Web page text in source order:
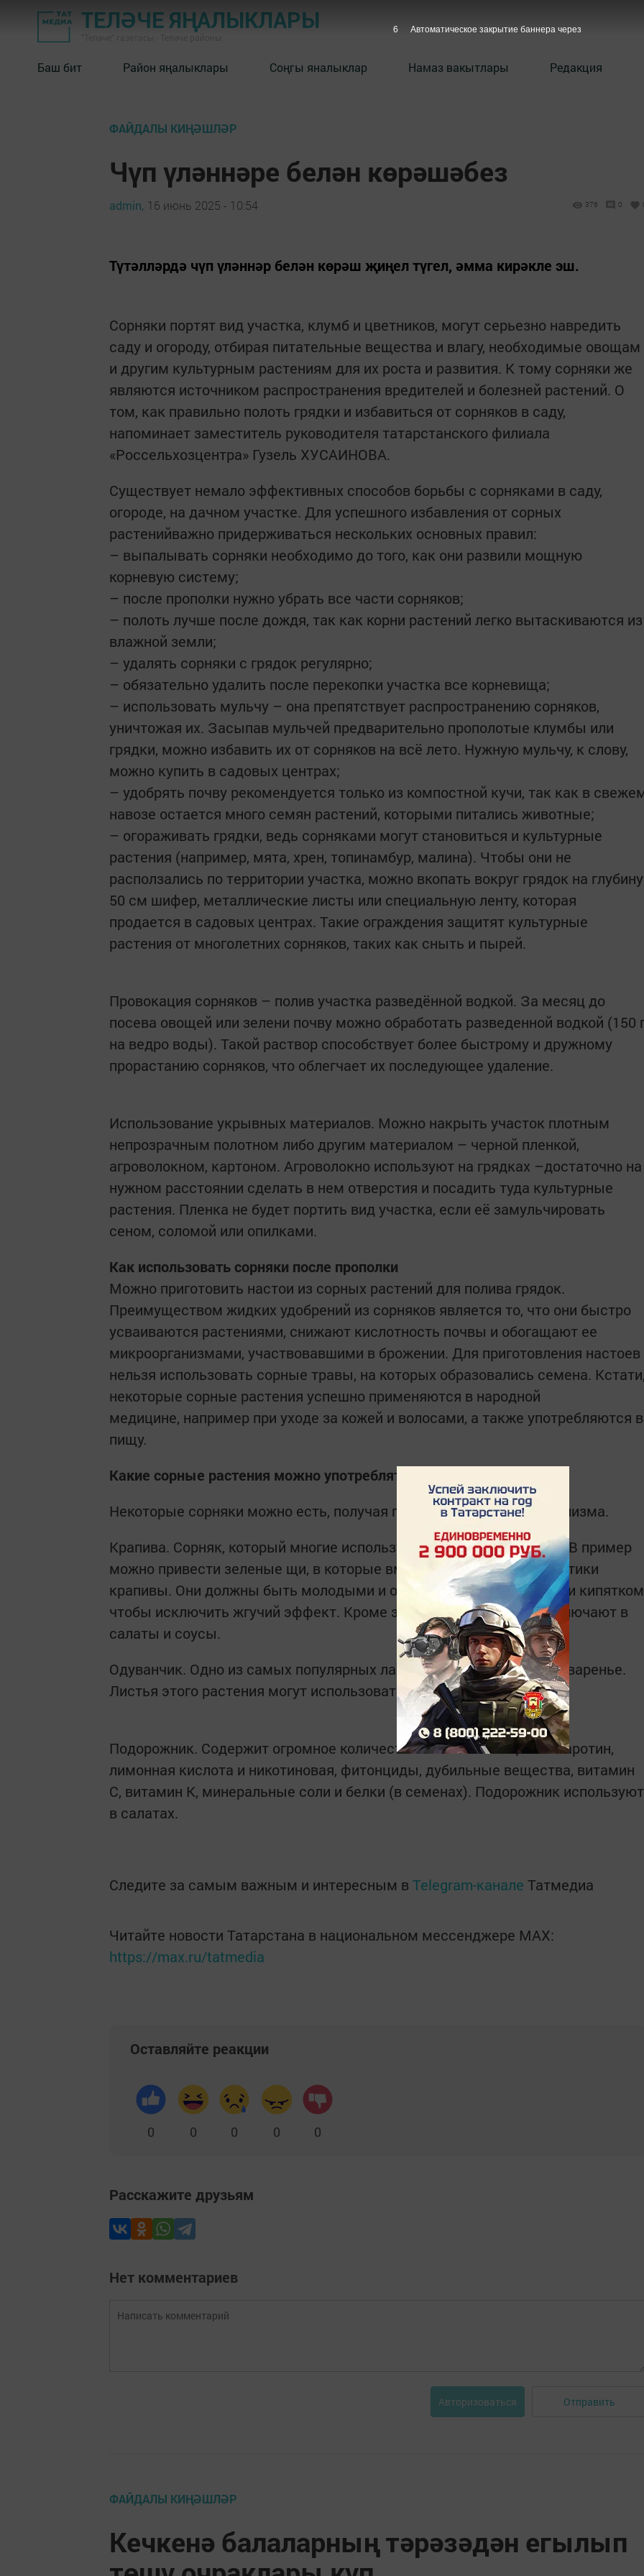
ТЕЛӘЧЕ ЯҢАЛЫКЛАРЫ
Баш бит Район яңалыклары Соңгы яналыклар Намаз вакытлары Редакция
ФАЙДАЛЫ КИҢӘШЛӘР
Чүп үләннәре белән көрәшәбез
admin, 16 июнь 2025 - 10:54 376 0
Түтәлләрдә чүп үләннәр белән көрәш җиңел түгел, әмма кирәкле эш.
Сорняки портят вид участка, клумб и цветников, могут серьезно навредить
саду и огороду, отбирая питательные вещества и влагу, необходимые овощам
и другим культурным растениям для их роста и развития. К тому сорняки же
являются источником распространения вредителей и болезней растений. О
том, как правильно полоть грядки и избавиться от сорняков в саду,
напоминает заместитель руководителя татарстанского филиала
«Россельхозцентра» Гузель ХУСАИНОВА.
Существует немало эффективных способов борьбы с сорняками в саду,
огороде, на дачном участке. Для успешного избавления от сорных
растенийважно придерживаться нескольких основных правил:
– выпалывать сорняки необходимо до того, как они развили мощную
корневую систему;
– после прополки нужно убрать все части сорняков;
– полоть лучше после дождя, так как корни растений легко вытаскиваются из
влажной земли;
– удалять сорняки с грядок регулярно;
– обязательно удалить после перекопки участка все корневища;
– использовать мульчу – она препятствует распространению сорняков,
уничтожая их. Засыпав мульчей предварительно прополотые клумбы или
грядки, можно избавить их от сорняков на всё лето. Нужную мульчу, к слову,
можно купить в садовых центрах;
– удобрять почву рекомендуется только из компостной кучи, так как в
навозе остается много семян растений, которыми питались животные;
– огораживать грядки, ведь сорняками могут становиться и культурные
растения (например, мята, хрен, топинамбур, малина). Чтобы они не
расползались по территории участка, можно вкопать вокруг грядок на глубину
50 см шифер, металлические листы или специальную ленту, которая
продается в садовых центрах. Такие ограждения защитят культурные
растения от многолетних сорняков, таких как сныть и пырей.
Провокация сорняков – полив участка разведённой водкой. За месяц до
посева овощей или зелени почву можно обработать разведенной водкой (150
на ведро воды). Такой раствор способствует более быстрому и дружному
прорастанию сорняков, что облегчает их последующее удаление.
Использование укрывных материалов. Можно накрыть участок плотным
непрозрачным полотном либо другим материалом – черной пленкой,
агроволокном, картоном. Агроволокно используют на грядках –достаточно на
нужном расстоянии сделать в нем отверстия и посадить туда культурные
растения. Пленка не будет портить вид участка, если её замульчировать
сеном, соломой или опилками.
Как использовать сорняки после прополки
Можно приготовить настои из сорных растений для полива грядок.
Преимуществом жидких удобрений из сорняков является то, что они быстро
усваиваются растениями, снижают кислотность почвы и обогащают ее
микроорганизмами, участвовавшими в брожении. Для приготовления настоев
нельзя использовать сорные травы, на которых образовались семена.
некоторые сорные растения успешно применяются в народной
медицине, например при уходе за кожей и волосами, а также употребляются в
пищу.
Какие сорные растения можно употреблять в пищу
Некоторые сорняки можно есть, получая при этом пользу для организма.
Крапива. Сорняк, который многие используют в кулинарных целях. В пример
можно привести зеленые щи, в которые вместо щавеля кладут листики
крапивы. Они должны быть молодыми и обязательно ошпаренными
чтобы исключить жгучий эффект. Кроме этого, листья крапивы включают в
салаты и соусы.
Одуванчик. Одно из самых популярных лакомств из одуванчиков –варенье.
Листья этого растения могут использоваться в рецептах салатов.
Подорожник. Содержит огромное количество полезных веществ: каротин,
лимонная кислота и никотиновая, фитонциды, дубильные вещества, витамин
C, витамин K, минеральные соли и белки (в семенах). Подорожник используют
в салатах.
Следите за самым важным и интересным в Telegram-канале Татмедиа
Читайте новости Татарстана в национальном мессенджере MАХ:
https://max.ru/tatmedia
Оставляйте реакции
0 0 0 0 0
Расскажите друзьям
Нет комментариев
Авторизоваться Отправить
ФАЙДАЛЫ КИҢӘШЛӘР
Кечкенә балаларның тәрәзәдән егылып
5 Автоматическое закрытие баннера через